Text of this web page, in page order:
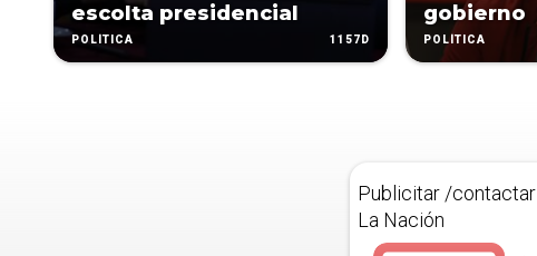
escolta presidencial
POLÍTICA 1157D
gobierno
POLÍTICA
Publicitar /
La Nación